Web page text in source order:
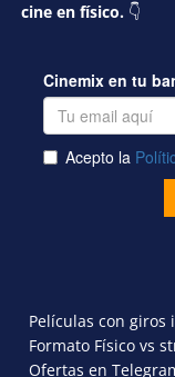
cine en físico. 👇
Películas con giros
Formato Físico vs
Ofertas en